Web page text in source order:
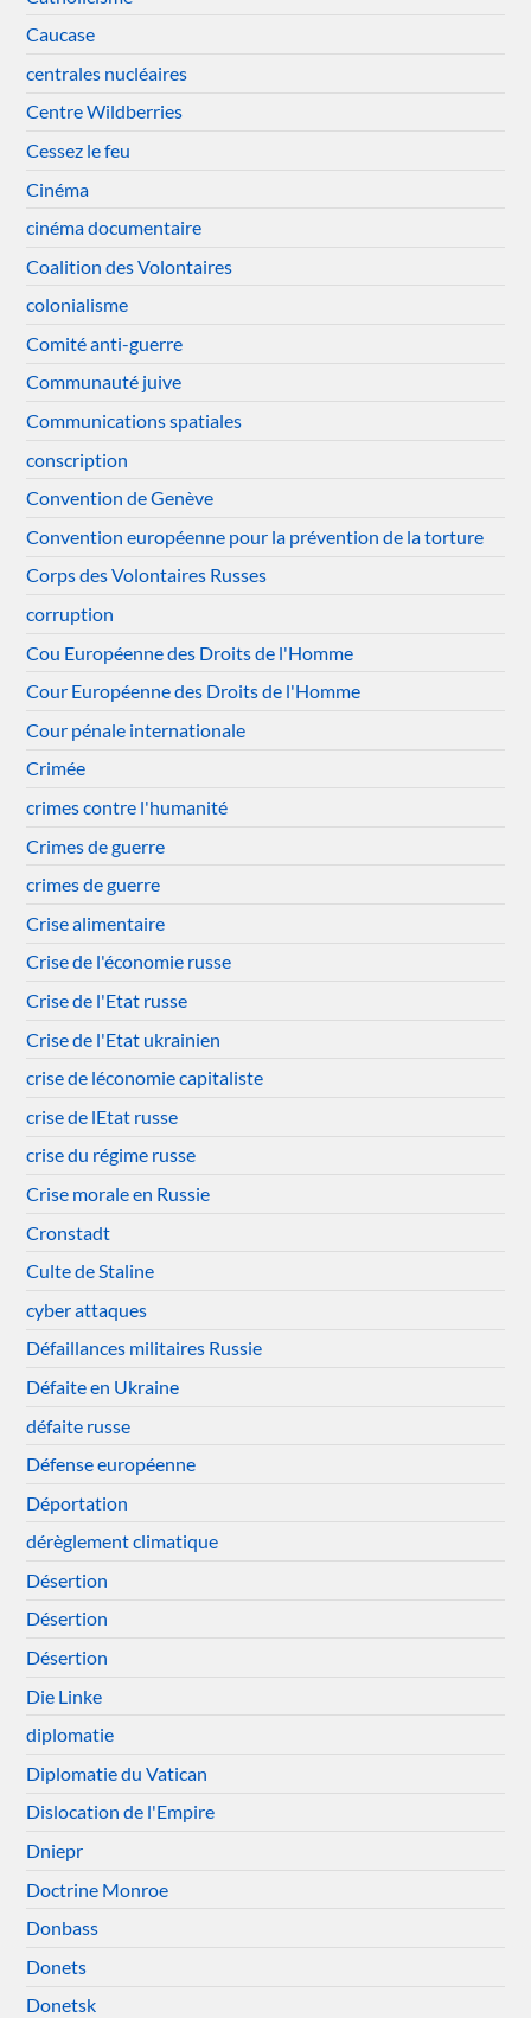
Caucase
centrales nucléaires
Centre Wildberries
Cessez le feu
Cinéma
cinéma documentaire
Coalition des Volontaires
colonialisme
Comité anti-guerre
Communauté juive
Communications spatiales
conscription
Convention de Genève
Convention européenne pour la prévention de la torture
Corps des Volontaires Russes
corruption
Cou Européenne des Droits de l'Homme
Cour Européenne des Droits de l'Homme
Cour pénale internationale
Crimée
crimes contre l'humanité
Crimes de guerre
crimes de guerre
Crise alimentaire
Crise de l'économie russe
Crise de l'Etat russe
Crise de l'Etat ukrainien
crise de léconomie capitaliste
crise de lEtat russe
crise du régime russe
Crise morale en Russie
Cronstadt
Culte de Staline
cyber attaques
Défaillances militaires Russie
Défaite en Ukraine
défaite russe
Défense européenne
Déportation
dérèglement climatique
Désertion
Désertion
Désertion
Die Linke
diplomatie
Diplomatie du Vatican
Dislocation de l'Empire
Dniepr
Doctrine Monroe
Donbass
Donets
Donetsk